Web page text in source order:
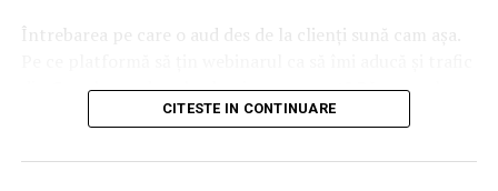
Întrebarea pe care o aud des de la clienți sună cam așa.
din Google, nu doar lead-uri pe moment? Răspunsul
scurt e că platforma contează, dar nu în felul în care
CITESTE IN CONTINUARE